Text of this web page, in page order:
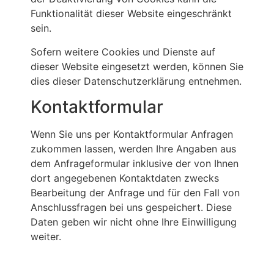
Funktionalität dieser Website eingeschränkt
sein.
Sofern weitere Cookies und Dienste auf
dieser Website eingesetzt werden, können Sie
dies dieser Datenschutzerklärung entnehmen.
Kontaktformular
Wenn Sie uns per Kontaktformular Anfragen
zukommen lassen, werden Ihre Angaben aus
dem Anfrageformular inklusive der von Ihnen
dort angegebenen Kontaktdaten zwecks
Bearbeitung der Anfrage und für den Fall von
Anschlussfragen bei uns gespeichert. Diese
Daten geben wir nicht ohne Ihre Einwilligung
weiter.